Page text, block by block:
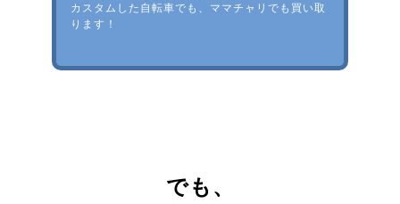
カスタムした自転車でも、ママチャリでも買い取
ります！
でも、